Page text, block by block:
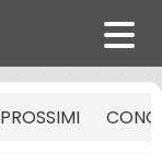
PROSSIMI